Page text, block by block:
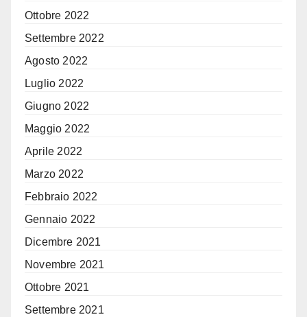
Ottobre 2022
Settembre 2022
Agosto 2022
Luglio 2022
Giugno 2022
Maggio 2022
Aprile 2022
Marzo 2022
Febbraio 2022
Gennaio 2022
Dicembre 2021
Novembre 2021
Ottobre 2021
Settembre 2021